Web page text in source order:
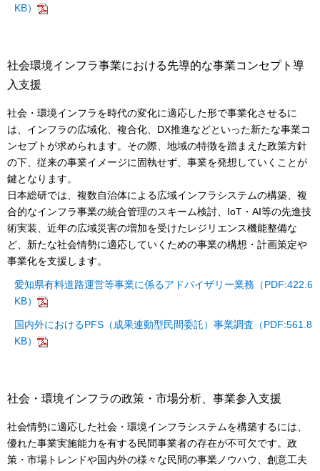
KB）
社会環境インフラ事業における先導的な事業コンセプト導
入支援
社会・環境インフラを時代の変化に適応した形で事業化させるに
は、インフラの広域化、複合化、DX推進などといった新たな事業コ
ンセプトが求められます。その際、地域の特徴を踏まえた政策方針
の下、従来の事業イメージに固執せず、事業を発想していくことが
鍵となります。
日本総研では、複数自治体による広域インフラシステムの構築、複
合的なインフラ事業の統合管理のスキーム検討、IoT・AI等の先進技
術実装、近年の広域災害の増加を受けたレジリエンス機能整備な
ど、新たな社会情勢に適応していくための事業の構想・計画策定や
事業化を支援します。
愛知県有料道路運営等事業に係るアドバイザリー業務（PDF:422.6
KB）
国内外におけるPFS（成果連動型民間委託）事業調査（PDF:561.8
KB）
社会・環境インフラの政策・市場分析、事業参入支援
社会情勢に適応した社会・環境インフラシステムを構築するには、
優れた事業実施能力を有する民間事業者の存在が不可欠です。政
策・市場トレンドや国内外の様々な民間の事業ノウハウ、創意工夫